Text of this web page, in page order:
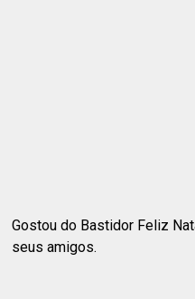
Gostou do Bastidor Feliz
seus amigos.